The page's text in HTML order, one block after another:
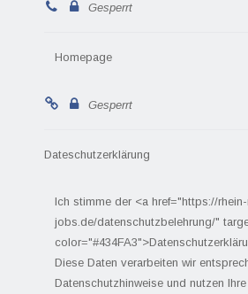
Gesperrt
Homepage
Gesperrt
Dateschutzerklärung
Ich stimme der <a href="https://
jobs.de/datenschutzbelehrung/"
Diese Daten verarbeiten wir
Datenschutzhinweise und nutzen